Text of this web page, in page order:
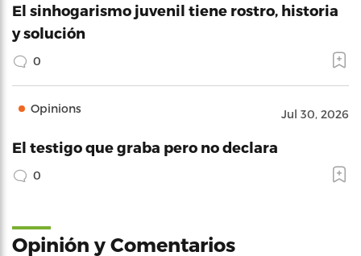
El sinhogarismo juvenil tiene rostro, historia
y solución
0
Opinions Jul 30, 2026
El testigo que graba pero no declara
0
Opinión y Comentarios